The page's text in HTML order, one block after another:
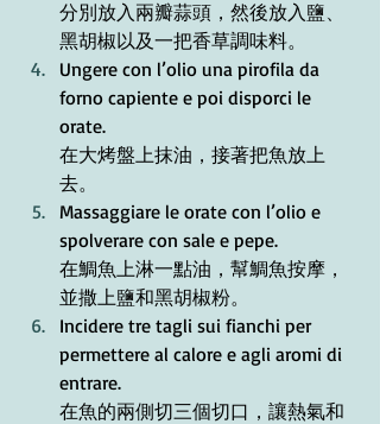
分別放入兩瓣蒜頭，然後放入鹽、
黑胡椒以及一把香草調味料。
Ungere con l’olio una pirofila da
forno capiente e poi disporci le
orate.
在大烤盤上抹油，接著把魚放上
去。
Massaggiare le orate con l’olio e
spolverare con sale e pepe.
在鯛魚上淋一點油，幫鯛魚按摩，
並撒上鹽和黑胡椒粉。
Incidere tre tagli sui fianchi per
permettere al calore e agli aromi di
entrare.
在魚的兩側切三個切口，讓熱氣和